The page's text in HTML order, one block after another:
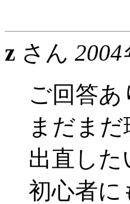
z さん 2004
ご回答
まだま
出直した
初心者に